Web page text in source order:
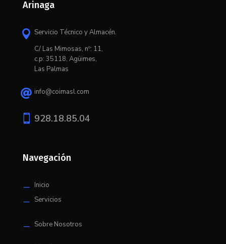
Arinaga
 Servicio Técnico y Almacén.
C/ Las Mimosas, nº: 11,
c.p: 35118, Agüimes,
Las Palmas
 info@coimasl.com
 928.18.85.04
Navegación
K Inicio
K Servicios
K Sobre Nosotros